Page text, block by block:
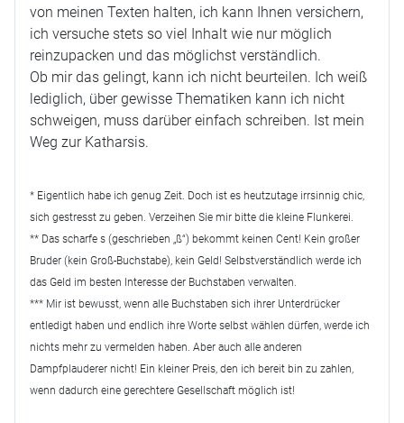
von meinen Texten halten, ich kann Ihnen versichern,
ich versuche stets so viel Inhalt wie nur möglich
reinzupacken und das möglichst verständlich.
Ob mir das gelingt, kann ich nicht beurteilen. Ich weiß
lediglich, über gewisse Thematiken kann ich nicht
schweigen, muss darüber einfach schreiben. Ist mein
Weg zur Katharsis.
* Eigentlich habe ich genug Zeit. Doch ist es heutzutage irrsinnig chic,
sich gestresst zu geben. Verzeihen Sie mir bitte die kleine Flunkerei.
** Das scharfe s (geschrieben „ß“) bekommt keinen Cent! Kein großer
Bruder (kein Groß-Buchstabe), kein Geld! Selbstverständlich werde ich
das Geld im besten Interesse der Buchstaben verwalten.
*** Mir ist bewusst, wenn alle Buchstaben sich ihrer Unterdrücker
entledigt haben und endlich ihre Worte selbst wählen dürfen, werde ich
nichts mehr zu vermelden haben. Aber auch alle anderen
Dampfplauderer nicht! Ein kleiner Preis, den ich bereit bin zu zahlen,
wenn dadurch eine gerechtere Gesellschaft möglich ist!